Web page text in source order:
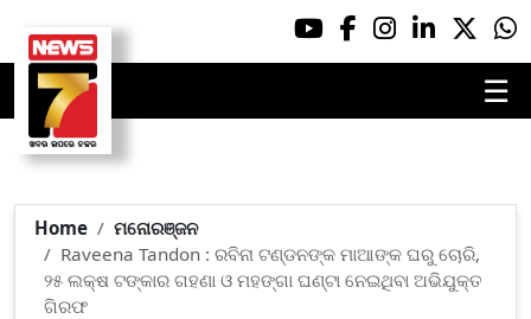
☰
Home
ମନୋରଞ୍ଜନ
Raveena Tandon : ରବିନା ଟଣ୍ଡନଙ୍କ ମାଆଙ୍କ ଘରୁ ଚୋରି,
୨୫ ଲକ୍ଷ ଟଙ୍କାର ଗହଣା ଓ ମହଙ୍ଗା ଘଣ୍ଟା ନେଇଥିବା ଅଭିଯୁକ୍ତ
ଗିରଫ